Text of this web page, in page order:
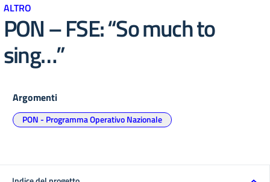
ALTRO
PON – FSE: “So much to
sing…”
Argomenti
PON - Programma Operativo Nazionale